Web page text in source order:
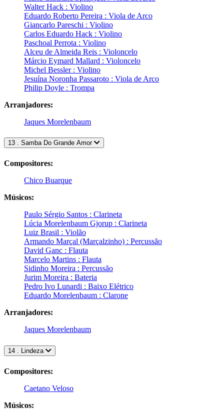
Walter Hack : Violino
Eduardo Roberto Pereira : Viola de Arco
Giancarlo Pareschi : Violino
Carlos Eduardo Hack : Violino
Paschoal Perrota : Violino
Alceu de Almeida Reis : Violoncelo
Márcio Eymard Mallard : Violoncelo
Michel Bessler : Violino
Jesuína Noronha Passaroto : Viola de Arco
Philip Doyle : Trompa
Arranjadores:
Jaques Morelenbaum
13 . Samba Do Grande Amor
Compositores:
Chico Buarque
Músicos:
Paulo Sérgio Santos : Clarineta
Lúcia Morelenbaum Gjorup : Clarineta
Luiz Brasil : Violão
Armando Marçal (Marçalzinho) : Percussão
David Ganc : Flauta
Marcelo Martins : Flauta
Sidinho Moreira : Percussão
Jurim Moreira : Bateria
Pedro Ivo Lunardi : Baixo Elétrico
Eduardo Morelenbaum : Clarone
Arranjadores:
Jaques Morelenbaum
14 . Lindeza
Compositores:
Caetano Veloso
Músicos: